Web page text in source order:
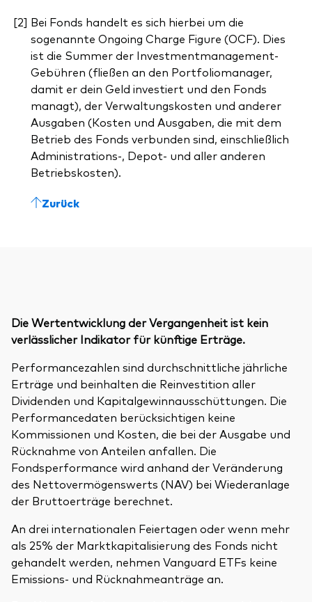
Bei Fonds handelt es sich hierbei um die
sogenannte Ongoing Charge Figure (OCF). Dies
ist die Summer der Investmentmanagement-
Gebühren (fließen an den Portfoliomanager,
damit er dein Geld investiert und den Fonds
managt), der Verwaltungskosten und anderer
Ausgaben (Kosten und Ausgaben, die mit dem
Betrieb des Fonds verbunden sind, einschließlich
Administrations-, Depot- und aller anderen
Betriebskosten).
Zurück
Die Wertentwicklung der Vergangenheit ist kein
verlässlicher Indikator für künftige Erträge.
Performancezahlen sind durchschnittliche jährliche
Erträge und beinhalten die Reinvestition aller
Dividenden und Kapitalgewinnausschüttungen. Die
Performancedaten berücksichtigen keine
Kommissionen und Kosten, die bei der Ausgabe und
Rücknahme von Anteilen anfallen. Die
Fondsperformance wird anhand der Veränderung
des Nettovermögenswerts (NAV) bei Wiederanlage
der Bruttoerträge berechnet.
An drei internationalen Feiertagen oder wenn mehr
als 25% der Marktkapitalisierung des Fonds nicht
gehandelt werden, nehmen Vanguard ETFs keine
Emissions- und Rücknahmeanträge an.